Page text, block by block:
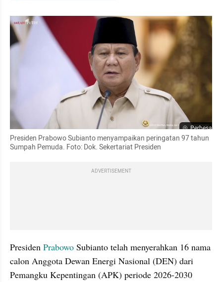
Perbesar
Presiden Prabowo Subianto menyampaikan peringatan 97 tahun
Sumpah Pemuda. Foto: Dok. Sekertariat Presiden
ADVERTISEMENT
Presiden Prabowo Subianto telah menyerahkan 16 nama
calon Anggota Dewan Energi Nasional (DEN) dari
Pemangku Kepentingan (APK) periode 2026-2030